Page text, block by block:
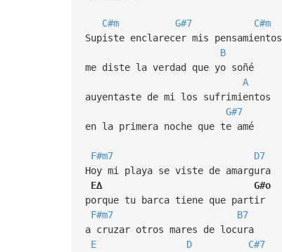
C#m G#7
C#m
Supiste enclarecer mis pensamientos
B
me diste la verdad que yo soñé
A
auyentaste de mi los sufrimientos
G#7
en la primera noche que te amé
F#m7
D7
Hoy mi playa se viste de amargura
E∆
G#o
porque tu barca tiene que partir
F#m7
B7
a cruzar otros mares de locura
E
D
C#7